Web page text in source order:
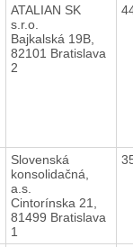
ATALIAN SK
s.r.o.
Bajkalská 19B,
82101 Bratislava
2
Slovenská
konsolidačná,
a.s.
Cintorínska 21,
81499 Bratislava
1